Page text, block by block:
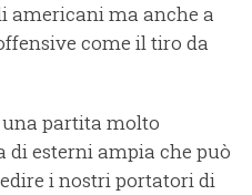
americani ma anche a
come il tiro da
una partita molto
di esterni ampia che può
i nostri portatori di